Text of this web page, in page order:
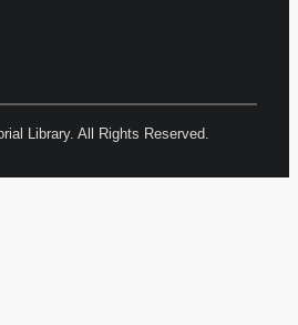
Library. All Rights Reserved.